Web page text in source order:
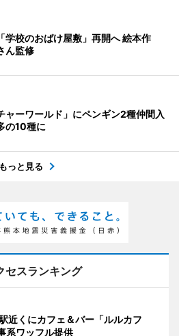
学校のおばけ屋敷」再開へ 絵本作
ん監修
ャーワールド」にペンギン2種仲間入
の10種に
もっと見る
セスランキング
近くにカフェ＆バー「ルルカフ
ワッフル提供